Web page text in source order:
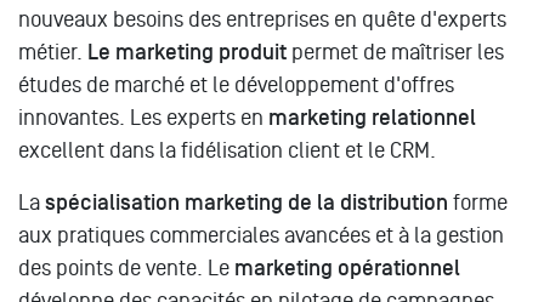
nouveaux besoins des entreprises en quête d'experts
métier. Le marketing produit permet de maîtriser les
études de marché et le développement d'offres
innovantes. Les experts en marketing relationnel
excellent dans la fidélisation client et le CRM.
La spécialisation marketing de la distribution forme
aux pratiques commerciales avancées et à la gestion
des points de vente. Le marketing opérationnel